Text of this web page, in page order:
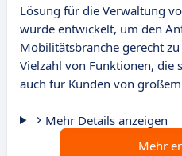
Lösung für die Verwaltung
wurde entwickelt, um den
Mobilitätsbranche gerecht
Vielzahl von Funktionen, die
auch für Kunden von
Mehr Details anzeigen
Mehr